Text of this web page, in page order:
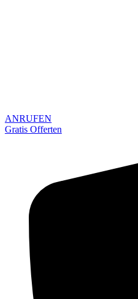
ANRUFEN
Gratis Offerten